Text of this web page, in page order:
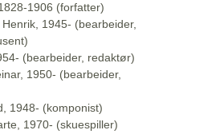
1906 (forfatter)
1945- (bearbeider,
(bearbeider, redaktør)
1950- (bearbeider,
1948- (komponist)
1970- (skuespiller)